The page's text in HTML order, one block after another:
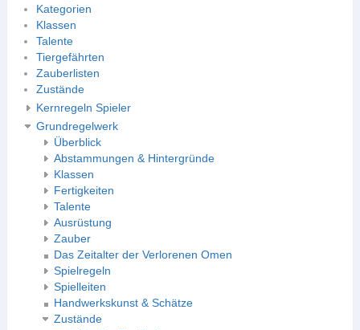
Kategorien
Klassen
Talente
Tiergefährten
Zauberlisten
Zustände
Kernregeln Spieler
Grundregelwerk
Überblick
Abstammungen & Hintergründe
Klassen
Fertigkeiten
Talente
Ausrüstung
Zauber
Das Zeitalter der Verlorenen Omen
Spielregeln
Spielleiten
Handwerkskunst & Schätze
Zustände